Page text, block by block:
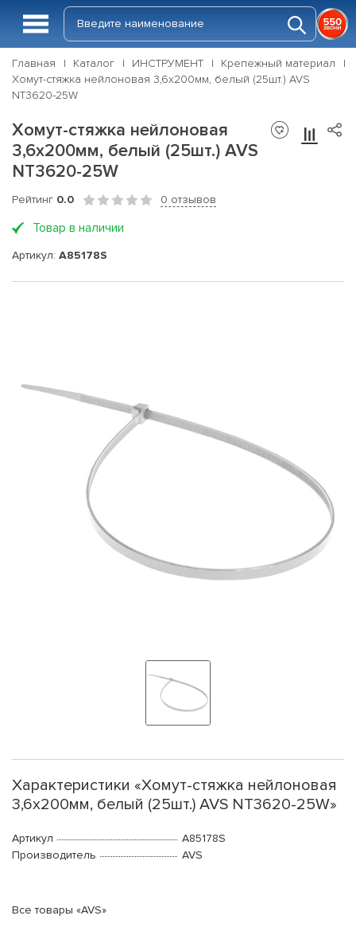
Главная Каталог ИНСТРУМЕНТ
Крепежный материал
Хомут-стяжка нейлоновая 3,6х200мм, белый (25шт.) AVS
NT3620-25W
Хомут-стяжка нейлоновая
3,6х200мм, белый (25шт.) AVS
NT3620-25W
Рейтинг 0.0 0 отзывов
Товар в наличии
Артикул: A85178S
Характеристики «Хомут-стяжка нейлоновая
3,6х200мм, белый (25шт.) AVS NT3620-25W»
Артикул
A85178S
Производитель
AVS
Все товары «AVS»